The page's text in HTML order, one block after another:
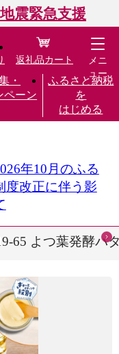
震緊急支援
・
ペーン
ふるさと納税
を
はじめる
返礼品カート
メニ
ュー
年10月のふる
度改正に伴う影
65 よつ葉発酵バ